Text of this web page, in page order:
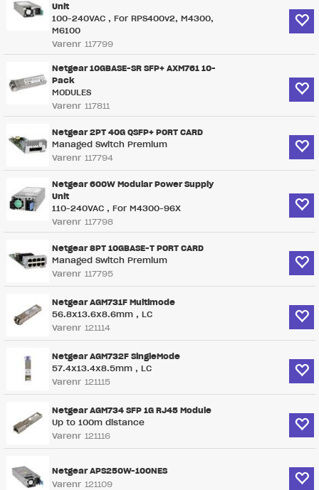
Unit
100-240VAC , For RPS400v2, M4300,
M6100
Varenr 117799
Netgear 10GBASE-SR SFP+ AXM761 10-
Pack
MODULES
Varenr 117811
Netgear 2PT 40G QSFP+ PORT CARD
Managed Switch Premium
Varenr 117794
Netgear 600W Modular Power Supply
Unit
110-240VAC , For M4300-96X
Varenr 117798
Netgear 8PT 10GBASE-T PORT CARD
Managed Switch Premium
Varenr 117795
Netgear AGM731F Multimode
56.8x13.6x8.6mm , LC
Varenr 121114
Netgear AGM732F SingleMode
57.4x13.4x8.5mm , LC
Varenr 121115
Netgear AGM734 SFP 1G RJ45 Module
Up to 100m distance
Varenr 121116
Netgear APS250W-100NES
Varenr 121109